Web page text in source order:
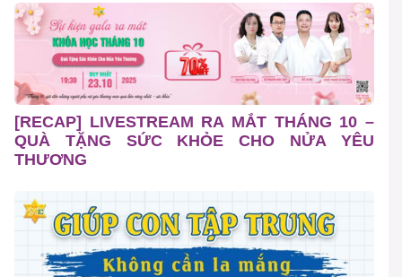
[RECAP] LIVESTREAM RA MẮT THÁNG 10 –
QUÀ TẶNG SỨC KHỎE CHO NỬA YÊU
THƯƠNG